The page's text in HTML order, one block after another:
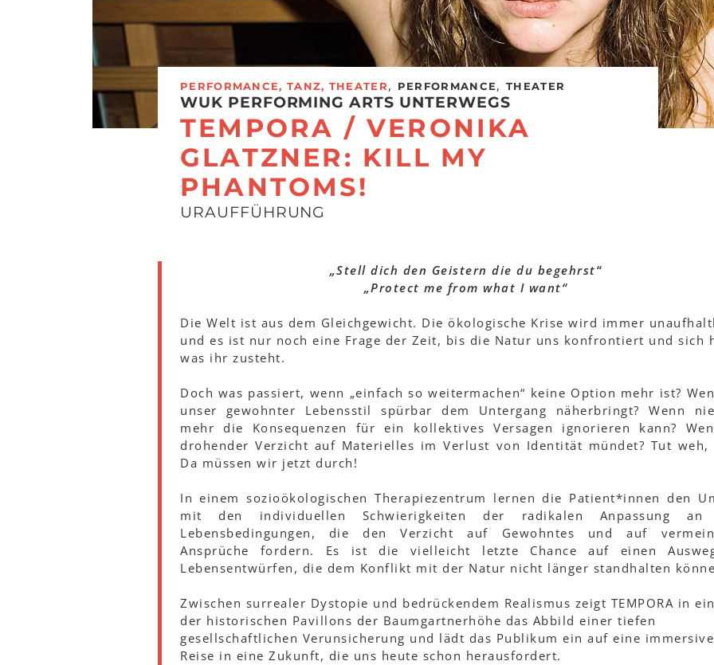
PERFORMANCE, TANZ, THEATER, PERFORMANCE,THEATER
WUK PERFORMING ARTS UNTERWEGS
TEMPORA / VERONIKA
GLATZNER: KILL MY
PHANTOMS!
URAUFFÜHRUNG
„Stell dich den Geistern die du begehrst“
„Protect me from what I want“
Die Welt ist aus dem Gleichgewicht. Die ökologische Krise wird immer
und es ist nur noch eine Frage der Zeit, bis die Natur uns konfrontiert und sich
was ihr zusteht.
Doch was passiert, wenn „einfach so weitermachen“ keine Option mehr ist?
unser gewohnter Lebensstil spürbar dem Untergang näherbringt? Wenn
mehr die Konsequenzen für ein kollektives Versagen ignorieren kann?
drohender Verzicht auf Materielles im Verlust von Identität mündet? Tut weh,
Da müssen wir jetzt durch!
In einem sozioökologischen Therapiezentrum lernen die Patient*innen den
mit den individuellen Schwierigkeiten der radikalen Anpassung an
Lebensbedingungen, die den Verzicht auf Gewohntes und auf
Ansprüche fordern. Es ist die vielleicht letzte Chance auf einen
Lebensentwürfen, die dem Konflikt mit der Natur nicht länger standhalten
Zwischen surrealer Dystopie und bedrückendem Realismus zeigt TEMPORA in
der historischen Pavillons der Baumgartnerhöhe das Abbild einer tiefen
gesellschaftlichen Verunsicherung und lädt das Publikum ein auf eine immersive
Reise in eine Zukunft, die uns heute schon herausfordert.